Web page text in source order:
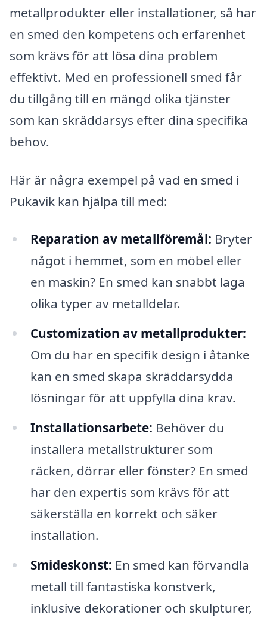
metallprodukter eller installationer, så har
en smed den kompetens och erfarenhet
som krävs för att lösa dina problem
effektivt. Med en professionell smed får
du tillgång till en mängd olika tjänster
som kan skräddarsys efter dina specifika
behov.
Här är några exempel på vad en smed i
Pukavik kan hjälpa till med:
Reparation av metallföremål: Bryter
något i hemmet, som en möbel eller
en maskin? En smed kan snabbt laga
olika typer av metalldelar.
Customization av metallprodukter:
Om du har en specifik design i åtanke
kan en smed skapa skräddarsydda
lösningar för att uppfylla dina krav.
Installationsarbete: Behöver du
installera metallstrukturer som
räcken, dörrar eller fönster? En smed
har den expertis som krävs för att
säkerställa en korrekt och säker
installation.
Smideskonst: En smed kan förvandla
metall till fantastiska konstverk,
inklusive dekorationer och skulpturer,